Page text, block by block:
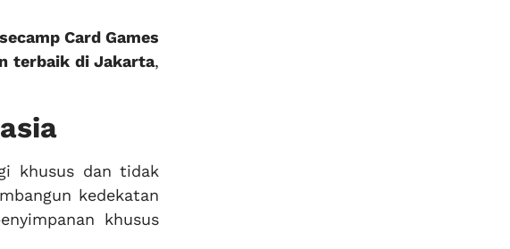
Card Games
terbaik di Jakarta,
khusus dan tidak
kedekatan
khusus